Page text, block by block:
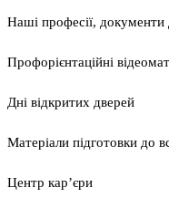
Наші професії, документи
Профорієнтаційні
Дні відкритих дверей
Матеріали підготовки до
Центр кар’єри